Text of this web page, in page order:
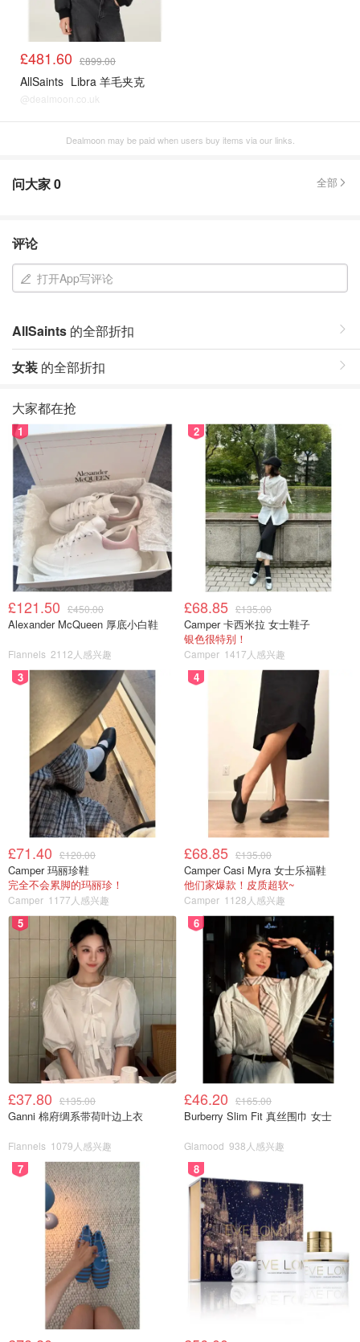
£481.60 £899.00
AllSaints Libra 羊毛夹克
@dealmoon.co.uk
Dealmoon may be paid when users buy items via our links.
问大家0 全部
评论
打开App写评论
AllSaints 的全部折扣
女装 的全部折扣
大家都在抢
1
£121.50 £450.00
Alexander McQueen 厚底小白鞋
Flannels 2112人感兴趣
2
£68.85 £135.00
Camper 卡西米拉 女士鞋子
银色很特别！
Camper 1417人感兴趣
3
£71.40 £120.00
Camper 玛丽珍鞋
完全不会累脚的玛丽珍！
Camper 1177人感兴趣
4
£68.85 £135.00
Camper Casi Myra 女士乐福鞋
他们家爆款！皮质超软~
Camper 1128人感兴趣
5
£37.80 £135.00
Ganni 棉府绸系带荷叶边上衣
Flannels 1079人感兴趣
6
£46.20 £165.00
Burberry Slim Fit 真丝围巾 女士
Glamood 938人感兴趣
7 8